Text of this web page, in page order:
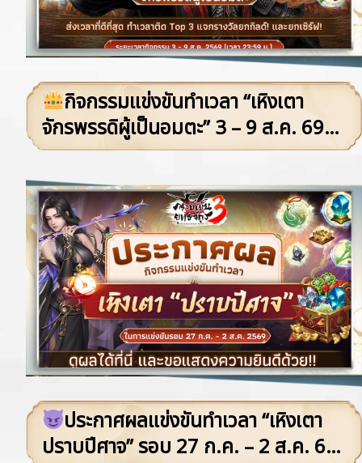
กิจกรรมแข่งขันทำเวลา “เหิงเตา
จักรพรรดิผู้เป็นอมตะ” 3 – 9 ส.ค. 69
ประกาศผลแข่งขันทำเวลา “เหิงเตา
ปราบปีศาจ” รอบ 27 ก.ค. – 2 ส.ค. 69